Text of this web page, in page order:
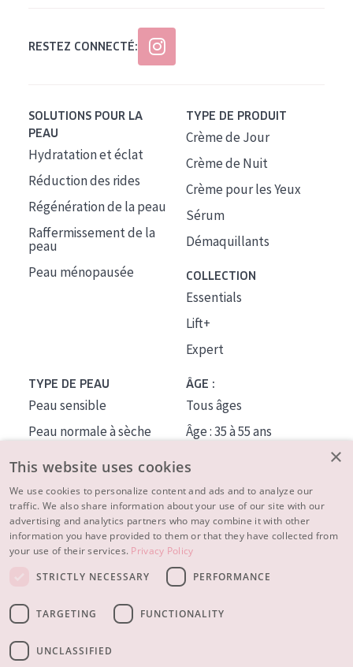
Âge : 55+
RESTEZ CONNECTÉ:
SOLUTIONS POUR LA
PEAU
Hydratation et éclat
Réduction des rides
Régénération de la peau
Raffermissement de la
peau
Peau ménopausée
TYPE DE PRODUIT
Crème de Jour
Crème de Nuit
Crème pour les Yeux
Sérum
Démaquillants
COLLECTION
Essentials
Lift+
Expert
TYPE DE PEAU
Peau sensible
Peau normale à sèche
Peau mixte ou grasse
Peau mature
Peau ménopausée
ÂGE :
Tous âges
Âge : 35 à 55 ans
À PROPOS
CONSEILS BEAUTÉ
×
This website uses cookies
We use cookies to personalize content and ads and to analyze our
traffic. We also share information about your use of our site with our
advertising and analytics partners who may combine it with other
information you have provided to them or that they have collected from
your use of their services. Privacy Policy
STRICTLY NECESSARY
PERFORMANCE
TARGETING FUNCTIONALITY
UNCLASSIFIED